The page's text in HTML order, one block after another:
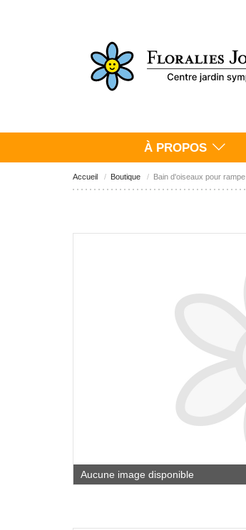
À PROPOS
Accueil Boutique Bain d'oiseaux pour rampe
Aucune image disponible